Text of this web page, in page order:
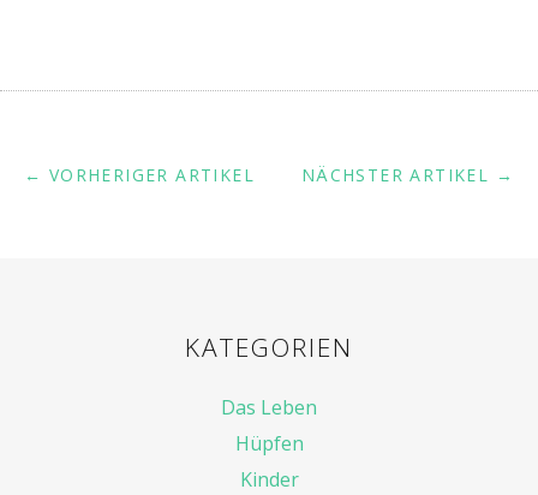
NÄCHSTER ARTIKEL →
← VORHERIGER ARTIKEL
KATEGORIEN
Das Leben
Hüpfen
Kinder